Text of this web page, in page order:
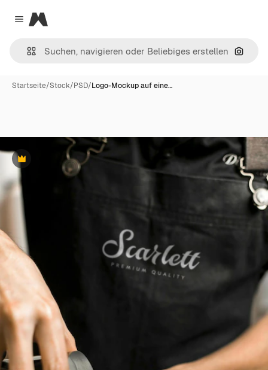
Close menu
Magnific
Nach
Startseite/Stock/PSD/Logo-Mockup auf eine…
Premium